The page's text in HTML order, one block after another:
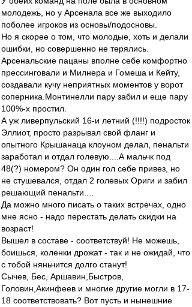
молодежь, но у Арсенала все же выходило
поболее игроков из основы/подосновы.
Но я скорее о том, что молодые, хоть и делали
ошибки, но совершенно не терялись.
Арсенальские пацаны вполне себе комфортно
прессинговали и Милнера и Гомеша и Кейту,
создавали кучу неприятных моментов у ворот
соперника.Монтинелли пару забил и еще пару
100%-х простил.
А уж ливерпульский 16-и летний (!!!!) подросток
Эллиот, просто разрывал свой фланг и
опытного Крышанаца клоуном делал, пенальти
заработал и отдал голевую....А мальчк под
48(?) номером? Он один гол себе привез, но
не стушевался, отдал 2 голевых Ориги и забил
решающий пенальти....
Да можно много писать о таких встречах, одно
мне ясно - надо перестать делать скидки на
возраст!
Вышел в составе - соответствуй! Не можешь,
боишься, коленки дрожат - так и не ожидай, что
с тобой няньчится долго станут!
Сычев, Бес, Аршавин,Быстров,
Головин,Акинфеев и многие другие могли в 17-
18 соответствовать? Вот пусть и нынешние